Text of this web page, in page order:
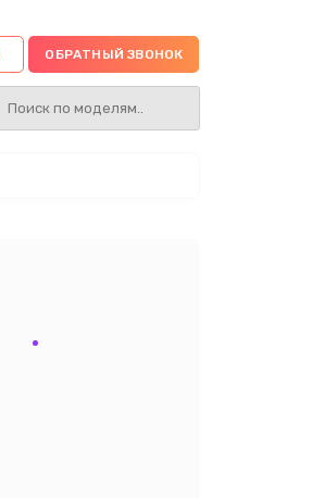
ОБРАТНЫЙ ЗВОНОК